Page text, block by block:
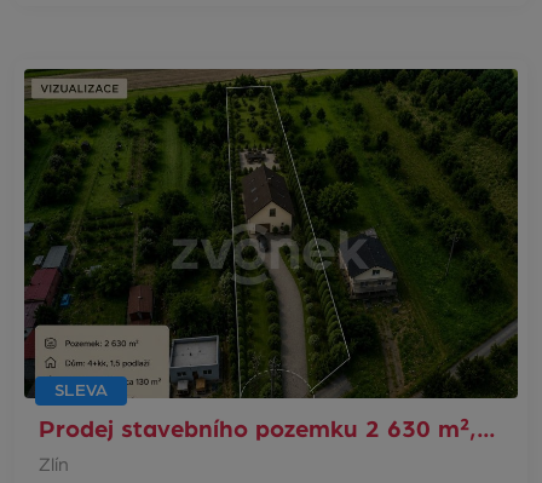
SLEVA
Prodej stavebního pozemku 2 630 m²,…
Zlín